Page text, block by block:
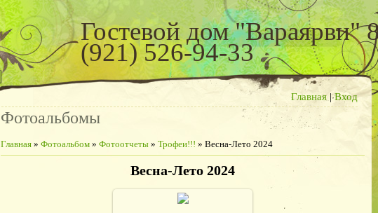
Гостевой дом "Вараярви"
(921) 526-94-33
Главная |Вход
Фотоальбомы
Главная » Фотоальбом » Фотоотчеты » Трофеи!!! » Весна-Лето 2024
Весна-Лето 2024